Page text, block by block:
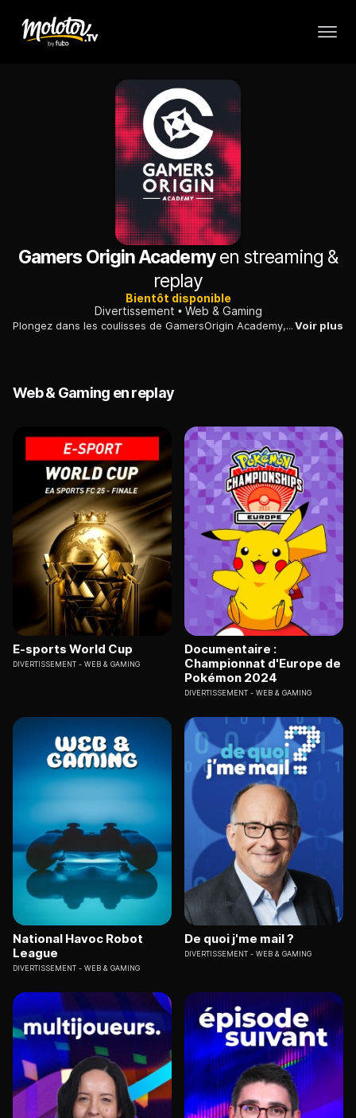
Gamers Origin Academyen streaming &
replay
Bientôt disponible
Divertissement
Web & Gaming
Plongez dans les coulisses de GamersOrigin Academy, une équipe d'esport engagée dans la 2e division du championnat de France de League of Legends.Voir plus
Web & Gaming en replay
E-sports World Cup
DIVERTISSEMENT WEB & GAMING
Documentaire :
Championnat d'Europe de
Pokémon 2024
DIVERTISSEMENT WEB & GAMING
National Havoc Robot
League
DIVERTISSEMENT WEB & GAMING
De quoi j'me mail ?
DIVERTISSEMENT WEB & GAMING